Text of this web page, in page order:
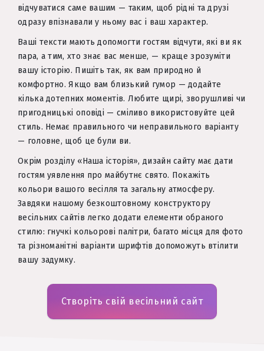
відчуватися саме вашим — таким, щоб рідні та друзі
одразу впізнавали у ньому вас і ваш характер.
Ваші тексти мають допомогти гостям відчути, які ви як
пара, а тим, хто знає вас менше, — краще зрозуміти
вашу історію. Пишіть так, як вам природно й
комфортно. Якщо вам близький гумор — додайте
кілька дотепних моментів. Любите щирі, зворушливі чи
пригодницькі оповіді — сміливо використовуйте цей
стиль. Немає правильного чи неправильного варіанту
— головне, щоб це були ви.
Окрім розділу «Наша історія», дизайн сайту має дати
гостям уявлення про майбутнє свято. Покажіть
кольори вашого весілля та загальну атмосферу.
Завдяки нашому безкоштовному конструктору
весільних сайтів легко додати елементи обраного
стилю: гнучкі кольорові палітри, багато місця для фото
та різноманітні варіанти шрифтів допоможуть втілити
вашу задумку.
Створіть свій весільний сайт